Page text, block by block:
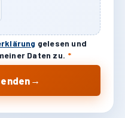
gelesen und
Daten zu. *
→